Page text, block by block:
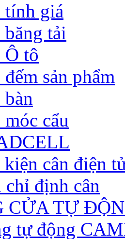
tính giá
băng tải
Ô tô
đếm sản phẩm
bàn
móc cẩu
kiện cân điện
chỉ định cân
CỬA TỰ
tự động